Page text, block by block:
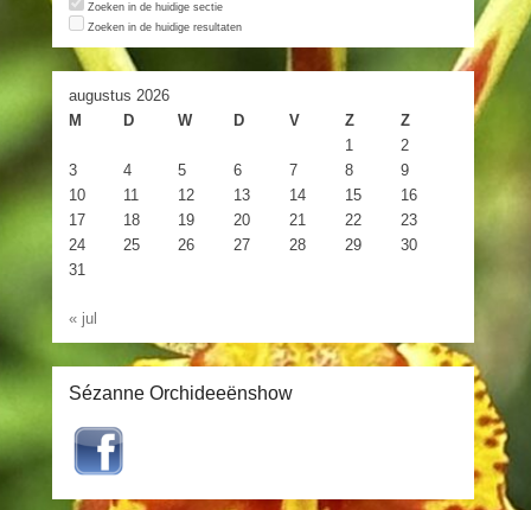
Zoeken in de huidige sectie
Zoeken in de huidige resultaten
augustus 2026
M
D W D V Z
Z
1
2
3
4 5 6 7 8
9
10
11 12 13 14 15
16
17
18 19 20 21 22
23
24
25 26 27 28 29
30
31
« jul
Sézanne Orchideeënshow